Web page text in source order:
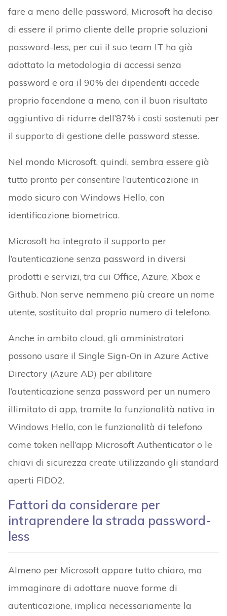
fare a meno delle password, Microsoft ha deciso
di essere il primo cliente delle proprie soluzioni
password-less, per cui il suo team IT ha già
adottato la metodologia di accessi senza
password e ora il 90% dei dipendenti accede
proprio facendone a meno, con il buon risultato
aggiuntivo di ridurre dell’87% i costi sostenuti per
il supporto di gestione delle password stesse.
Nel mondo Microsoft, quindi, sembra essere già
tutto pronto per consentire l’autenticazione in
modo sicuro con Windows Hello, con
identificazione biometrica.
Microsoft ha integrato il supporto per
l’autenticazione senza password in diversi
prodotti e servizi, tra cui Office, Azure, Xbox e
Github. Non serve nemmeno più creare un nome
utente, sostituito dal proprio numero di telefono.
Anche in ambito cloud, gli amministratori
possono usare il Single Sign-On in Azure Active
Directory (Azure AD) per abilitare
l’autenticazione senza password per un numero
illimitato di app, tramite la funzionalità nativa in
Windows Hello, con le funzionalità di telefono
come token nell’app Microsoft Authenticator o le
chiavi di sicurezza create utilizzando gli standard
aperti FIDO2.
Fattori da considerare per
intraprendere la strada password-
less
Almeno per Microsoft appare tutto chiaro, ma
immaginare di adottare nuove forme di
autenticazione, implica necessariamente la